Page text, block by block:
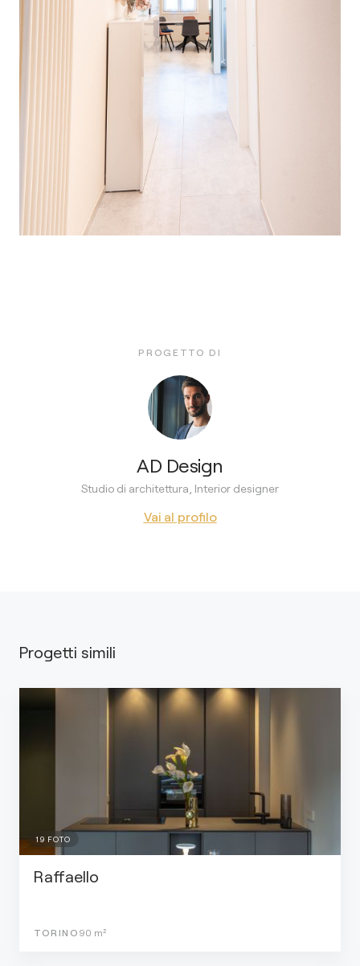
PROGETTO DI
AD Design
Studio di architettura, Interior designer
Vai al profilo
Progetti simili
19 FOTO
Raffaello
TORINO 90 m²